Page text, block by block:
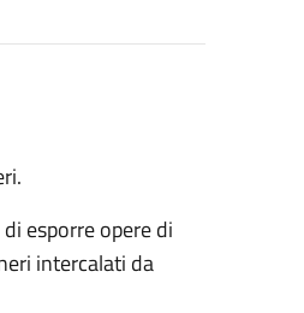
esporre opere di
intercalati da